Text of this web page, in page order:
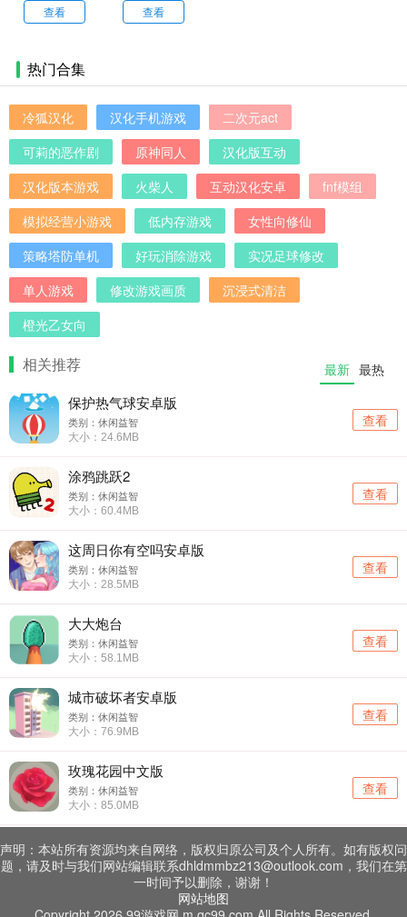
网版
查看 查看
热门合集
冷狐汉化 汉化手机游戏
二次元act
可莉的恶作剧
原神同人
汉化版互动
汉化版本游戏
火柴人 互动汉化安卓
fnf模组
模拟经营小游戏
低内存游戏
女性向修仙
策略塔防单机
好玩消除游戏
实况足球修改
单人游戏
修改游戏画质
沉浸式清洁
橙光乙女向
相关推荐 最新 最热
保护热气球安卓版
类别：休闲益智
大小：24.6MB
查看
涂鸦跳跃2
类别：休闲益智
大小：60.4MB
查看
这周日你有空吗安卓版
类别：休闲益智
大小：28.5MB
查看
大大炮台
类别：休闲益智
大小：58.1MB
查看
城市破坏者安卓版
类别：休闲益智
大小：76.9MB
查看
玫瑰花园中文版
类别：休闲益智
大小：85.0MB
查看
声明：本站所有资源均来自网络，版权归原公司及个人所有。如有版权问
题，请及时与我们网站编辑联系dhldmmbz213@outlook.com，我们在第
一时间予以删除，谢谢！
网站地图